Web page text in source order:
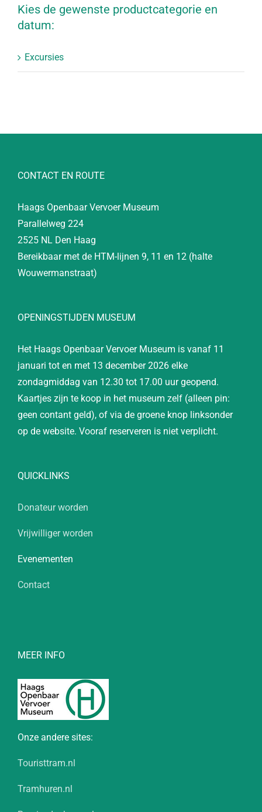
Kies de gewenste productcategorie en
datum:
Excursies
CONTACT EN ROUTE
Haags Openbaar Vervoer Museum
Parallelweg 224
2525 NL Den Haag
Bereikbaar met de HTM-lijnen 9, 11 en 12 (halte
Wouwermanstraat)
OPENINGSTIJDEN MUSEUM
Het Haags Openbaar Vervoer Museum is vanaf 11
januari tot en met 13 december 2026 elke
zondagmiddag van 12.30 tot 17.00 uur geopend.
Kaartjes zijn te koop in het museum zelf (alleen pin:
geen contant geld), of via de groene knop linksonder
op de website. Vooraf reserveren is niet verplicht.
QUICKLINKS
Donateur worden
Vrijwilliger worden
Evenementen
Contact
MEER INFO
Onze andere sites:
Touristtram.nl
Tramhuren.nl